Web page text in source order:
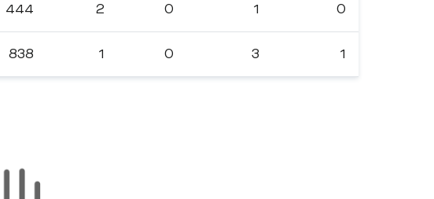
444 2 0 1 0
838 1 0 3 1